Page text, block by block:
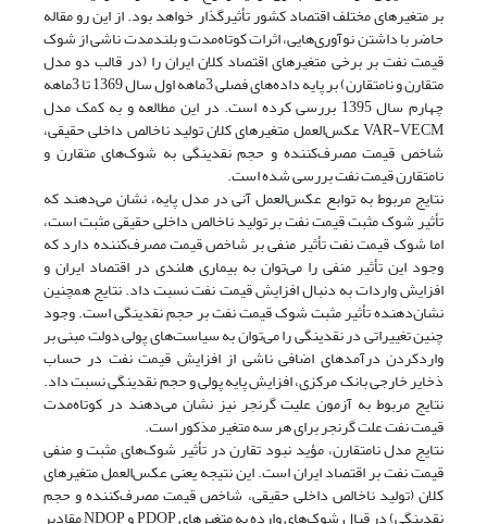
بر متغیرهای مختلف اقتصاد کشور تأثیرگذار خواهد بود. از این رو مقاله
حاضر با داشتن نوآوری‌هایی، اثرات کوتاه‌مدت و بلندمدت ناشی از شوک
قیمت نفت بر برخی متغیرهای اقتصاد کلان ایران را (در قالب دو مدل
متقارن و نامتقارن) بر پایه داده‌های فصلی 3ماهه اول سال 1369 تا 3ماهه
چهارم سال 1395 بررسی کرده است. در این مطالعه و به کمک مدل
VAR-VECM عکس‌العمل متغیرهای کلان تولید ناخالص داخلی حقیقی،
شاخص قیمت مصرف‌کننده و حجم نقدینگی به شوک‌های متقارن و
نامتقارن قیمت نفت بررسی شده است.
نتایج مربوط به توابع عکس‌العمل آنی در مدل پایه، نشان می‌دهند که
تأثیر شوک مثبت قیمت نفت بر تولید ناخالص داخلی حقیقی مثبت است،
اما شوک قیمت نفت تأثیر منفی بر شاخص قیمت مصرف‌کننده دارد که
وجود این تأثیر منفی را می‌توان به بیماری هلندی در اقتصاد ایران و
افزایش واردات به دنبال افزایش قیمت نفت نسبت داد. نتایج همچنین
نشان‌دهنده تأثیر مثبت شوک قیمت نفت بر حجم نقدینگی است. وجود
چنین تغییراتی در نقدینگی را می‌توان به سیاست‌های پولی دولت مبنی بر
وارد‌کردن درآمدهای اضافی ناشی از افزایش قیمت نفت در حساب
ذخایر خارجی بانک مرکزی، افزایش پایه پولی و حجم نقدینگی نسبت داد.
نتایج مربوط به آزمون علیت گرنجر نیز نشان می‌دهند در کوتاه‌مدت
قیمت نفت علت گرنجر برای هر سه متغیر مذکور است.
نتایج مدل نامتقارن، مؤید نبود تقارن در تأثیر شوک‌های مثبت و منفی
قیمت‌ نفت بر اقتصاد ایران است. این نتیجه یعنی عکس‌العمل متغیرهای
کلان (تولید ناخالص داخلی حقیقی، شاخص قیمت مصرف‌کننده و حجم